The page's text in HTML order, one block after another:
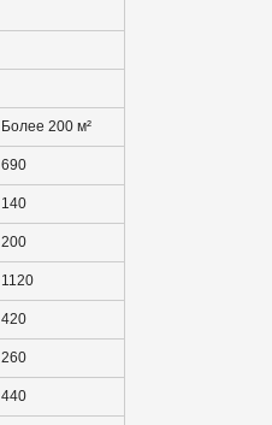
Более 200 м²
690
140
200
1120
420
260
440